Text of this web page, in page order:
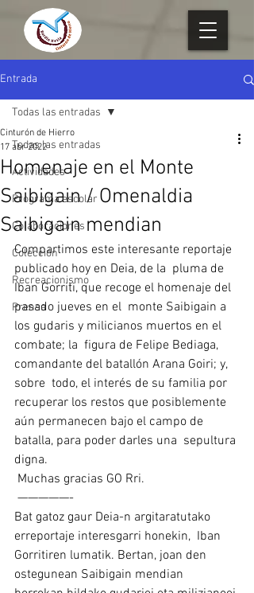
Entrada
Todas las entradas
Actividades
Programa escolar
Colaboraciones
Colección
Recreacionismo
Prensa
Todas las entradas
Homenaje en el Monte
Saibigain / Omenaldia
Saibigain mendian
Cinturón de Hierro
17 abr 2022
Compartimos este interesante reportaje
publicado hoy en Deia, de la  pluma de
Iban Gorriti, que recoge el homenaje del
pasado jueves en el  monte Saibigain a
los gudaris y milicianos muertos en el
combate; la  figura de Felipe Bediaga,
comandante del batallón Arana Goiri; y,
sobre  todo, el interés de su familia por
recuperar los restos que posiblemente
aún permanecen bajo el campo de
batalla, para poder darles una  sepultura
digna.
Muchas gracias GO Rri.
—————-
Bat gatoz gaur Deia-n argitaratutako
erreportaje interesgarri honekin,  Iban
Gorritiren lumatik. Bertan, joan den
ostegunean Saibigain mendian